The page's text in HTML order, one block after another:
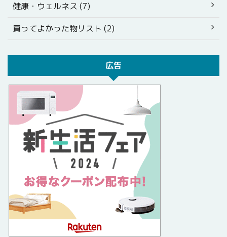
健康・ウェルネス (7)
買ってよかった物リスト (2)
広告